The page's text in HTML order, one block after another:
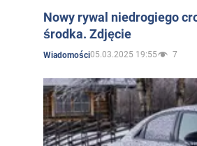
Nowy rywal niedrogiego
środka. Zdjęcie
Wiadomości05.03.2025 19:55 7